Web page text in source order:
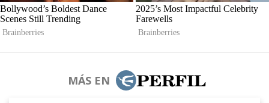
MÁS EN